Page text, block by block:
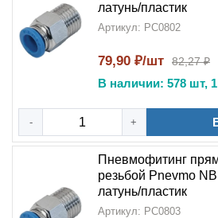
латунь/пластик
Артикул: PC0802
79,90 ₽/шт 82,27 ₽
В наличии: 578 шт,
- +
Пневмофитинг
резьбой Pnevmo
латунь/пластик
Артикул: PC0803